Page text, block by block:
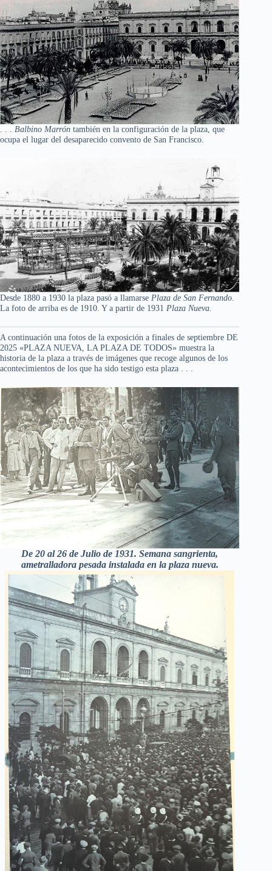
. . . Balbino Marrón también en la configuración de la plaza, que
ocupa el lugar del desaparecido convento de San Francisco.
Desde 1880 a 1930 la plaza pasó a llamarse Plaza de San Fernando
La foto de arriba es de 1910. Y a partir de 1931 Plaza Nueva.
A continuación una fotos de la exposición a finales de septiembre DE
2025 «PLAZA NUEVA, LA PLAZA DE TODOS» muestra la
historia de la plaza a través de imágenes que recoge algunos de los
acontecimientos de los que ha sido testigo esta plaza . . .
De 20 al 26 de Julio de 1931. Semana sangrienta,
ametralladora pesada instalada en la plaza nueva.